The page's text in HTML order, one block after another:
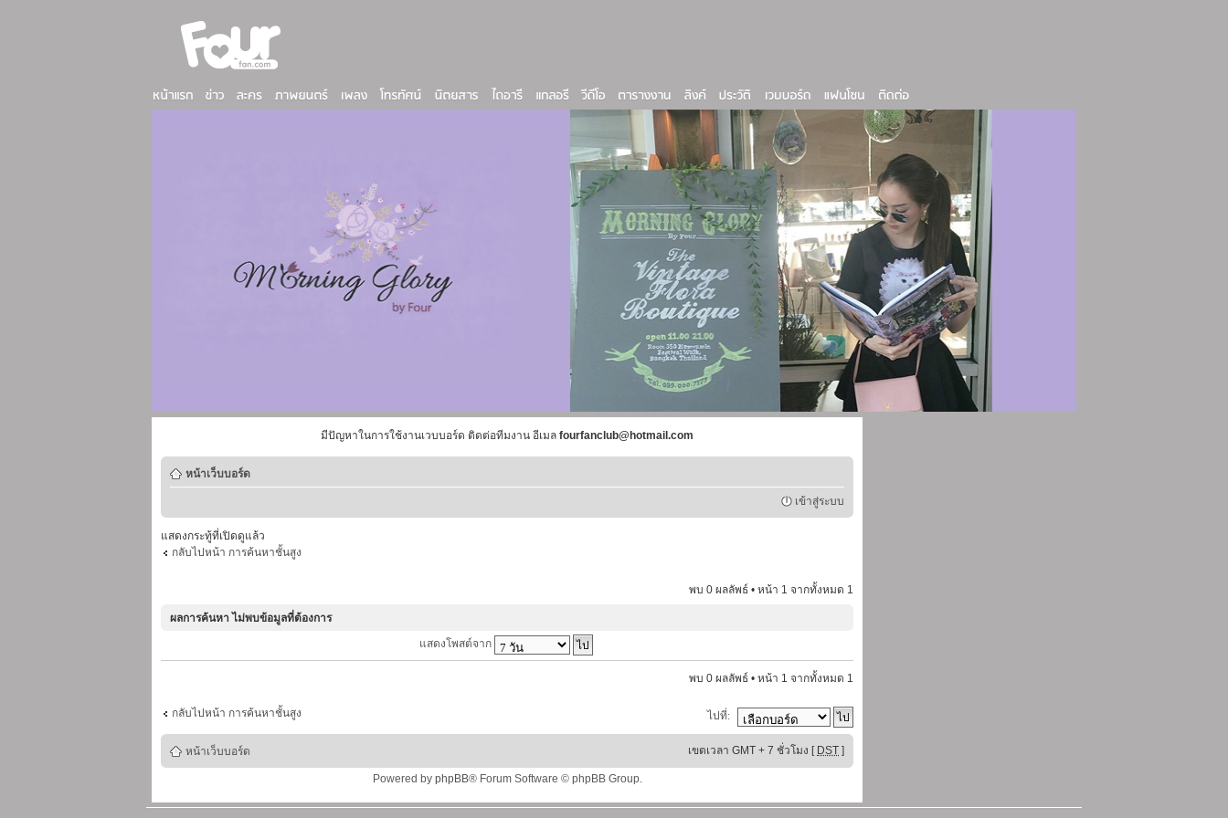
มีปัญหาในการใช้งานเวบบอร์ด ติดต่อทีมงาน อีเมล fourfanclub@hotmail.com
หน้าเว็บบอร์ด
เข้าสู่ระบบ
แสดงกระทู้ที่เปิดดูแล้ว
กลับไปหน้า การค้นหาชั้นสูง
พบ 0 ผลลัพธ์ • หน้า 1 จากทั้งหมด 1
ผลการค้นหา ไม่พบข้อมูลที่ต้องการ
แสดงโพสต์จาก
พบ 0 ผลลัพธ์ • หน้า 1 จากทั้งหมด 1
กลับไปหน้า การค้นหาชั้นสูง ไปที่:
หน้าเว็บบอร์ด เขตเวลา GMT + 7 ชั่วโมง [ DST ]
Powered by phpBB® Forum Software © phpBB Group.